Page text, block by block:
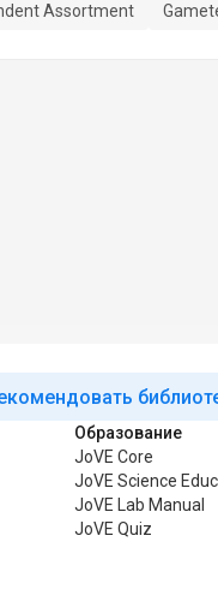
Assortment
Образование
JoVE Core
JoVE Science
JoVE Lab Manual
JoVE Quiz